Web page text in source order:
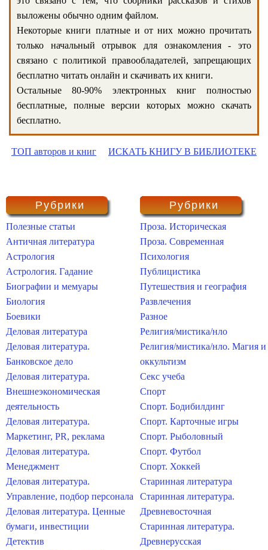
выложены обычно одним файлом.
Некоторые книги платные и от них можно прочитать
только начальный отрывок для ознакомления - это
связано с политикой правообладателей, запрещающих
бесплатно читать онлайн и скачивать их книги.
Остальные 80-90% электронных книг полностью
бесплатные, полные версии которых можно скачать
бесплатно.
ТОП авторов и книг ИСКАТЬ КНИГУ В БИБЛИОТЕКЕ
Рубрики
Полезные статьи
Античная литература
Астрология
Астрология. Гадание
Биографии и мемуары
Биология
Боевики
Деловая литература
Деловая литература.
Банковское дело
Деловая литература.
Внешнеэкономическая
деятельность
Деловая литература.
Маркетинг, PR, реклама
Деловая литература.
Менеджмент
Деловая литература.
Управление, подбор персонала
Деловая литература. Ценные
бумаги, инвестиции
Детектив
Рубрики
Проза. Историческая
Проза. Современная
Психология
Публицистика
Путешествия и география
Развлечения
Разное
Религия/мистика/нло
Религия/мистика/нло. Магия и
оккультизм
Секс учеба
Спорт
Спорт. Бодибилдинг
Спорт. Карточные игры
Спорт. Рыболовный
Спорт. Футбол
Спорт. Хоккей
Старинная литература
Старинная литература.
Древневосточная
Старинная литература.
Древнерусская